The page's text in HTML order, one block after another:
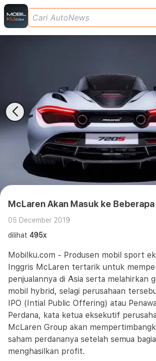
McLaren Akan Masuk ke
05 December 2019
dilihat 495x
Mobilku.com - Produsen mobil sport
Inggris McLaren tertarik untuk
penjualannya di Asia serta melahirkan
mobil hybrid, selagi perusahaan
IPO (Intial Public Offering) atau
Perdana, kata ketua eksekutif
McLaren Group akan
saham perdananya setelah semua
menghasilkan profit.